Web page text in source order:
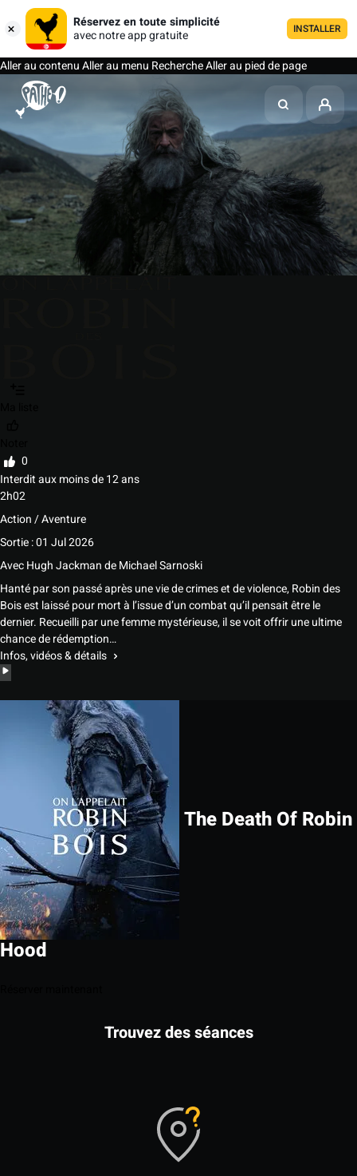
Réservez en toute simplicité
avec notre app gratuite
INSTALLER
Aller au contenuAller au menu RechercheAller au pied de page
0
Interdit aux moins de 12 ans
2h02
Action / Aventure
Sortie : 01 Jul 2026
AvecHugh JackmandeMichael Sarnoski
Hanté par son passé après une vie de crimes et de violence, Robin des
Bois est laissé pour mort à l’issue d’un combat qu’il pensait être le
dernier. Recueilli par une femme mystérieuse, il se voit offrir une ultime
chance de rédemption…
Infos, vidéos & détails
The Death Of Robin
Hood
Trouvez des séances